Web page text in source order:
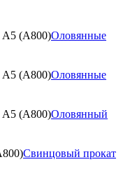
Оловянные
Оловянные
Оловянный
Свинцовый прокат